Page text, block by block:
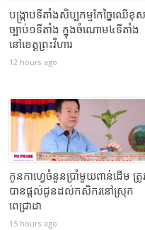
បង្រ្កាបទីតាំងសិប្បកម្មកែច្នៃឈើខុស
ច្បាប់១ទីតាំង ក្នុងចំណោម៤ទីតាំង
នៅខេត្តព្រះវិហារ
12 hours ago
កូនកាហ្វេចំនួនប្រាំមួយពាន់ដើម ត្រូ
បានផ្តល់ជូនដល់កសិករនៅស្រុក
ពេជ្រាដា
15 hours ago